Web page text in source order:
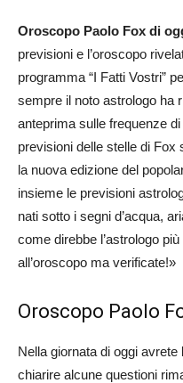
Oroscopo Paolo Fox di
previsioni e l’oroscopo
programma “I Fatti Vostri”
sempre il noto astrologo ha
anteprima sulle frequenze
previsioni delle stelle di Fox
la nuova edizione del
insieme le previsioni
nati sotto i segni d’acqua,
come direbbe l’astrologo
all’oroscopo ma verificate!»
Oroscopo Paolo
Nella giornata di oggi avrete
chiarire alcune questioni